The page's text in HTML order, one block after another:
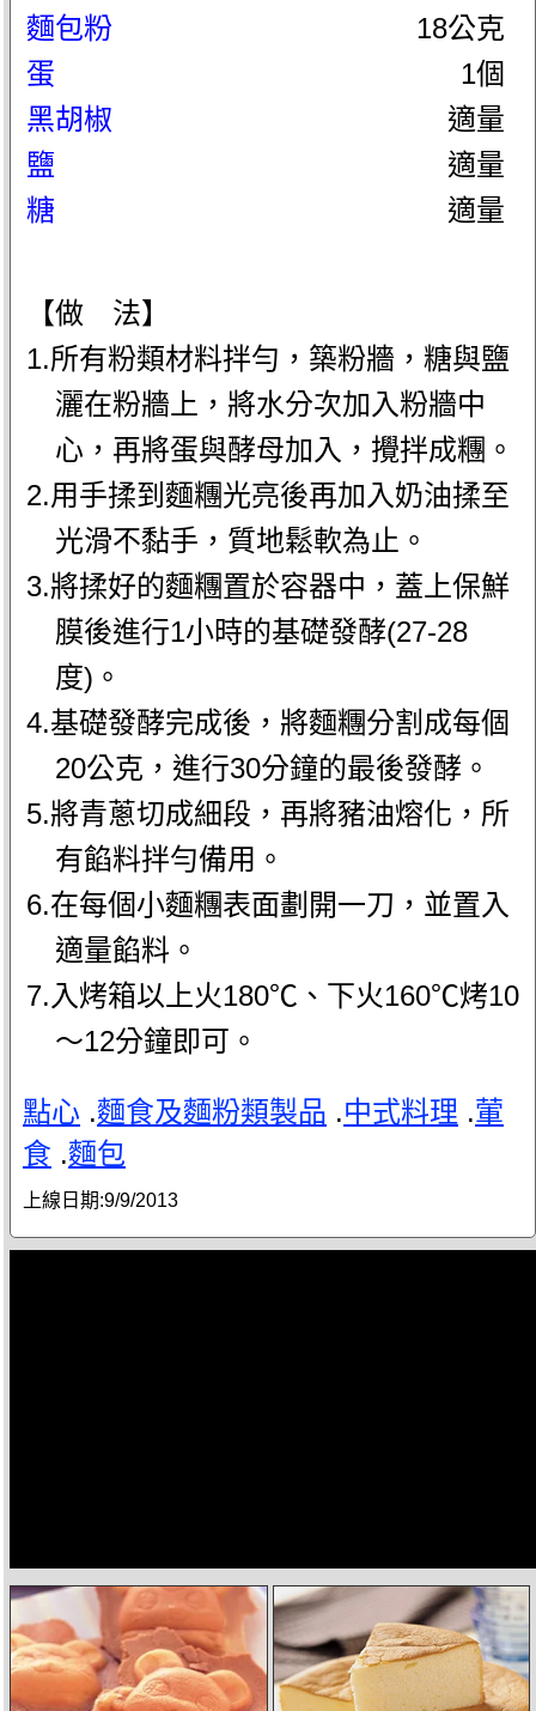
麵包粉
18公克
蛋
1個
黑胡椒
適量
鹽
適量
糖
適量
【做 法】
1.所有粉類材料拌勻，築粉牆，糖與鹽
灑在粉牆上，將水分次加入粉牆中
心，再將蛋與酵母加入，攪拌成糰。
2.用手揉到麵糰光亮後再加入奶油揉至
光滑不黏手，質地鬆軟為止。
3.將揉好的麵糰置於容器中，蓋上保鮮
膜後進行1小時的基礎發酵(27-28
度)。
4.基礎發酵完成後，將麵糰分割成每個
20公克，進行30分鐘的最後發酵。
5.將青蔥切成細段，再將豬油熔化，所
有餡料拌勻備用。
6.在每個小麵糰表面劃開一刀，並置入
適量餡料。
7.入烤箱以上火180℃、下火160℃烤10
～12分鐘即可。
點心 .麵食及麵粉類製品 .中式料理 .葷
食 .麵包
上線日期:9/9/2013